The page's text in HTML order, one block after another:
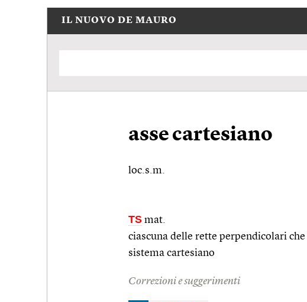
IL NUOVO DE MAURO
asse cartesiano
loc.s.m.
TS mat.
ciascuna delle rette perpendicolari
sistema cartesiano
Correzioni e suggerimenti